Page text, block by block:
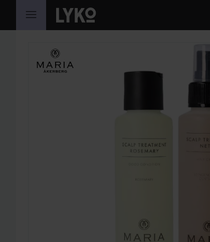
HOPPA TILL INNEHÅLLET